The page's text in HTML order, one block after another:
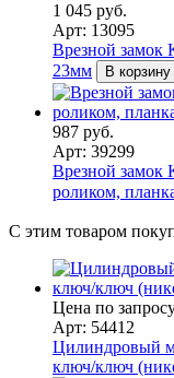
1 045 руб.
Арт: 13095
Врезной замок
23мм
В корзину
987 руб.
Арт: 39299
Врезной замок
роликом,
С этим товаром
Цена по
Арт: 54412
Цилиндровый
ключ/ключ